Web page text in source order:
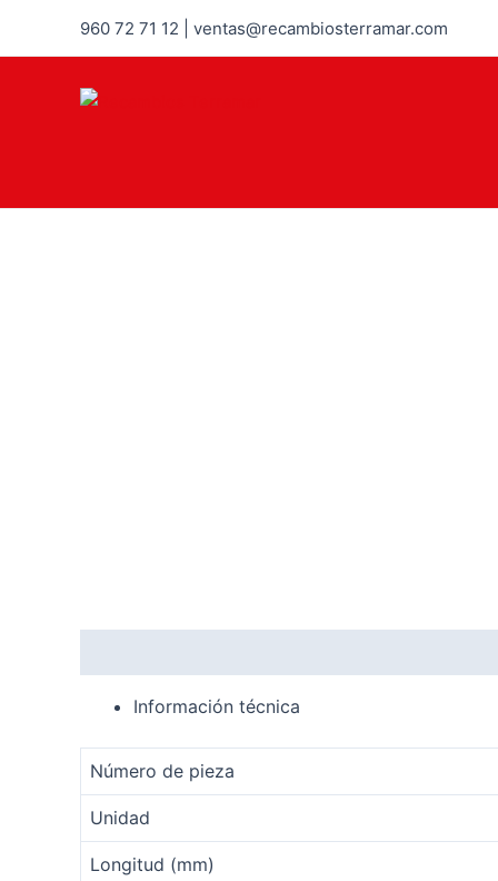
960 72 71 12 | ventas@recambiosterramar.com
Información técnica
Número de pieza
Unidad
Longitud (mm)